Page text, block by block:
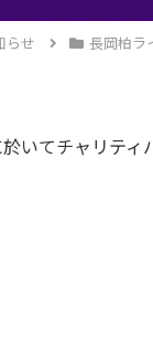
らせ 長岡柏ラ
いてチャリティ